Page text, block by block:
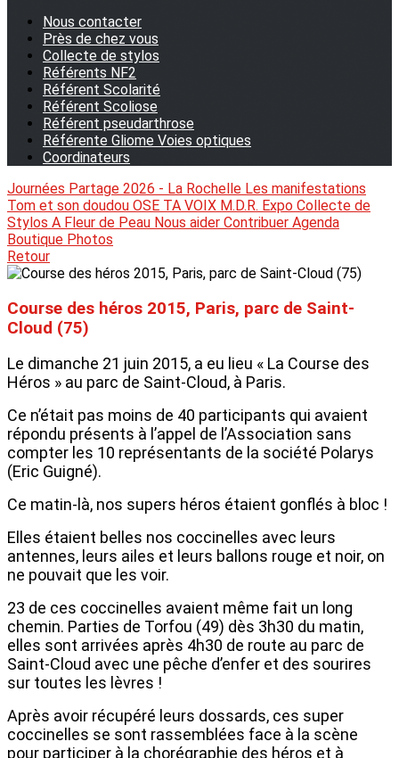
Nous contacter
Près de chez vous
Collecte de stylos
Référents NF2
Référent Scolarité
Référent Scoliose
Référent pseudarthrose
Référente Gliome Voies optiques
Coordinateurs
Journées Partage 2026 - La Rochelle Les manifestations
Tom et son doudou OSE TA VOIX M.D.R. Expo Collecte de
Stylos A Fleur de Peau Nous aider Contribuer Agenda
Boutique Photos
Retour
Course des héros 2015, Paris, parc de Saint-
Cloud (75)
Le dimanche 21 juin 2015, a eu lieu « La Course des
Héros » au parc de Saint-Cloud, à Paris.
Ce n’était pas moins de 40 participants qui avaient
répondu présents à l’appel de l’Association sans
compter les 10 représentants de la société Polarys
(Eric Guigné).
Ce matin-là, nos supers héros étaient gonflés à bloc !
Elles étaient belles nos coccinelles avec leurs
antennes, leurs ailes et leurs ballons rouge et noir, on
ne pouvait que les voir.
23 de ces coccinelles avaient même fait un long
chemin. Parties de Torfou (49) dès 3h30 du matin,
elles sont arrivées après 4h30 de route au parc de
Saint-Cloud avec une pêche d’enfer et des sourires
sur toutes les lèvres !
Après avoir récupéré leurs dossards, ces super
coccinelles se sont rassemblées face à la scène
pour participer à la chorégraphie des héros et à